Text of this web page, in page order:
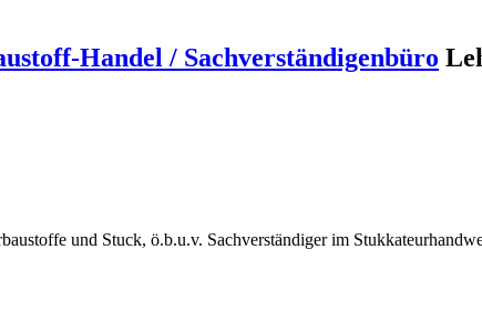
Handel / Sachverständigenbüro
und Stuck, ö.b.u.v. Sachverständiger im